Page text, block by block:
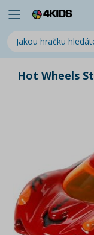
Hot Wheels